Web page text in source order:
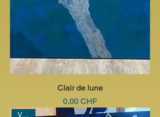
Clair de lune
Prix
0.00 CHF
Vendu